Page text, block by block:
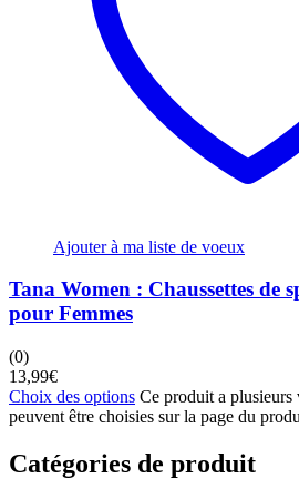
Ajouter à ma liste de voeux
Tana Women : Chaussettes de
pour Femmes
(0)
13,99€
Choix des options Ce produit a
peuvent être choisies sur la page du
Catégories de produit